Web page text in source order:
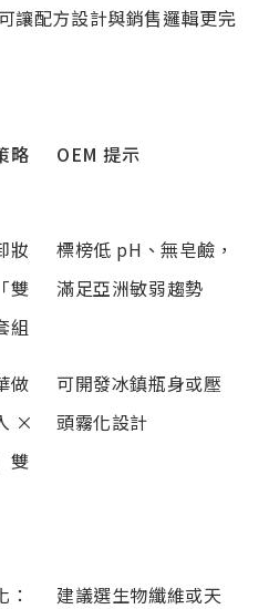
讓配方設計與銷售邏輯更完
略 OEM提示
妝
雙
組
標榜低 pH、無皂鹼，
滿足亞洲敏弱趨勢
做
×
雙
可開發冰鎮瓶身或壓
頭霧化設計
：
建議選生物纖維或天